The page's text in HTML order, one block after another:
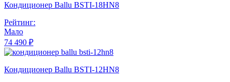
Кондиционер Ballu BSTI-18HN8
Рейтинг:
Мало
74 490 ₽
Кондиционер Ballu BSTI-12HN8